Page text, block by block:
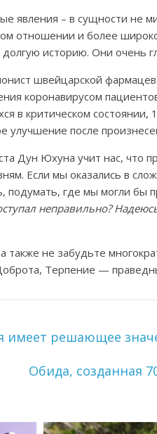
явления – в сущности не
отношении и более
историю. Они очень
швейцарской
коронавирусом
в критическом
улучшение после
Дун Юхуна учит нас, что
Если мы оказались в
подумать, где мы могли бы
неправильно?
также не забудьте
Терпение —
имеет решающее
Обида, созданная